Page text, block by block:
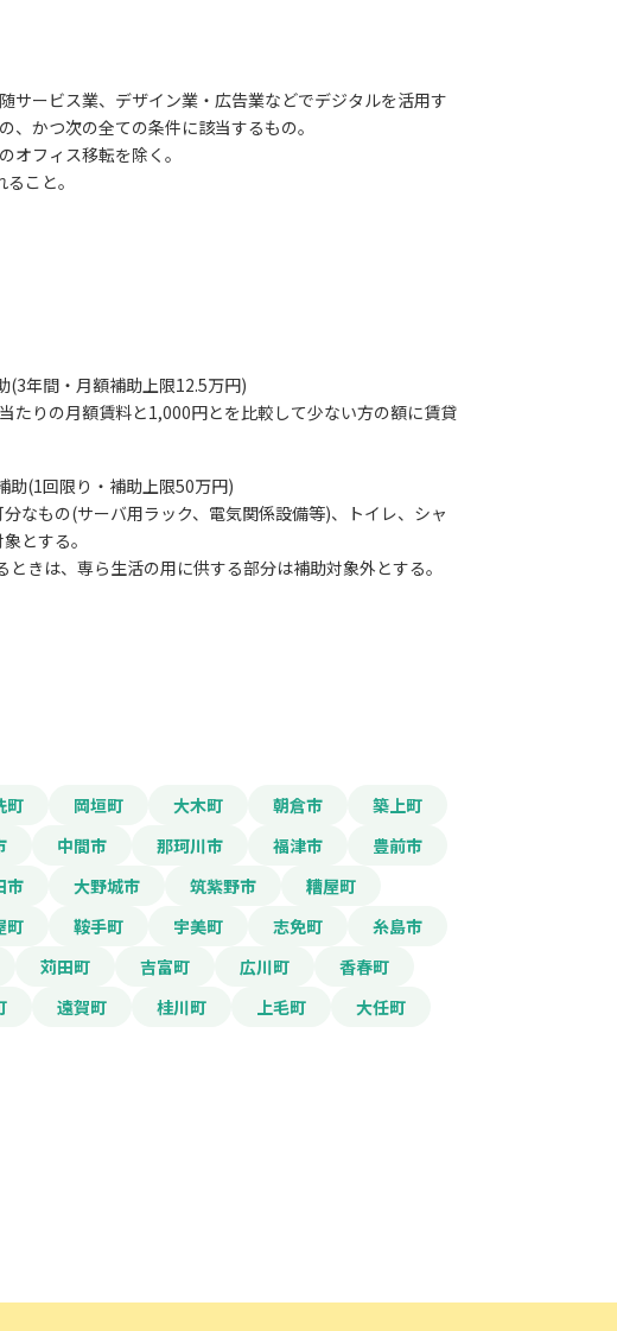
サービス業、デザイン業・広告業などでデジタルを活用す
かつ次の全ての条件に該当するもの。
オフィス移転を除く。
こと。
(3年間・月額補助上限12.5万円)
りの月額賃料と1,000円とを比較して少ない方の額に賃貸
助(1回限り・補助上限50万円)
なもの(サーバ用ラック、電気関係設備等)、トイレ、シャ
とする。
きは、専ら生活の用に供する部分は補助対象外とする。
町 岡垣町 大木町 朝倉市
築上町
中間市 那珂川市 福津市
豊前市
市 大野城市 筑紫野市
糟屋町
町 鞍手町 宇美町 志免町
糸島市
苅田町 吉富町 広川町
香春町
遠賀町 桂川町 上毛町
大任町
促進支援事業補助金
の
利用規約
に同意したものとみな